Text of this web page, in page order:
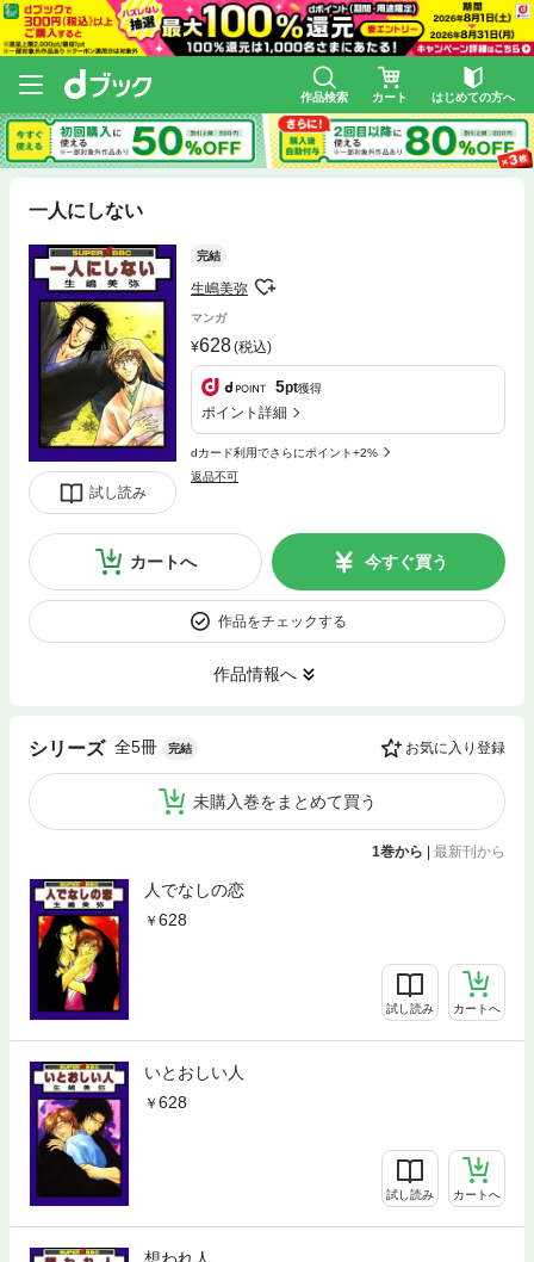
作品検索 カート はじめての方へ
一人にしない
試し読み
完結
生嶋美弥
マンガ
628(税込)
5pt獲得
ポイント詳細
dカード利用でさらにポイント+2%
返品不可
カートへ 今すぐ買う
作品をチェックする
作品情報へ
シリーズ 全5冊 完結 お気に入り登録
未購入巻をまとめて買う
1巻から | 最新刊から
人でなしの恋
628
試し読み カートへ
いとおしい人
628
試し読み カートへ